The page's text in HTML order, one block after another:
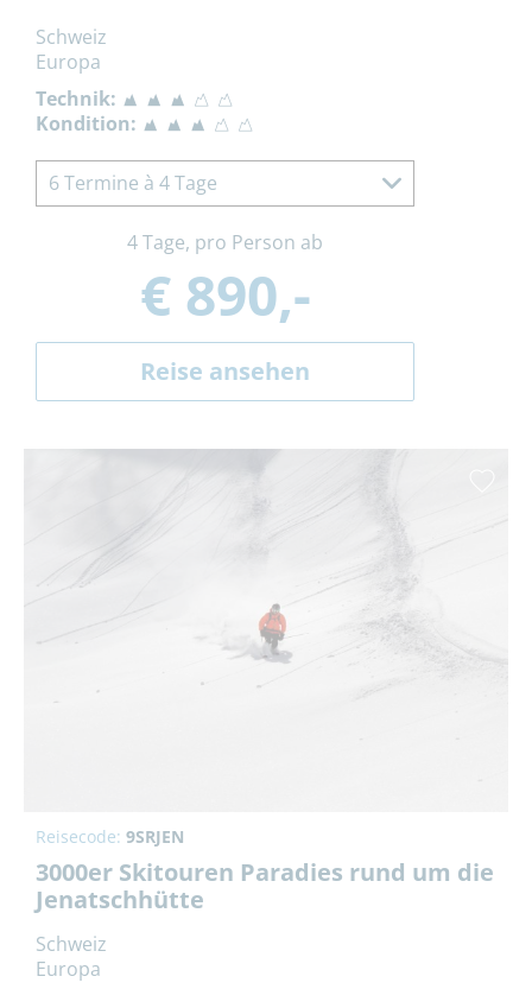
Schweiz
Europa
Technik:
Kondition:
6 Termine à 4 Tage
4 Tage, pro Person ab
€ 890,-
Reise ansehen
Reisecode: 9SRJEN
3000er Skitouren Paradies rund um die
Jenatschhütte
Schweiz
Europa